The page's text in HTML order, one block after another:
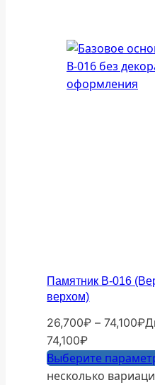
Памятник В-016
верхом)
26,700₽ – 74,100₽
74,100₽
Выберите
несколько